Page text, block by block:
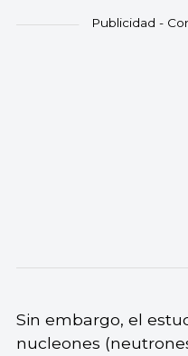
Sin embargo, el
nucleones